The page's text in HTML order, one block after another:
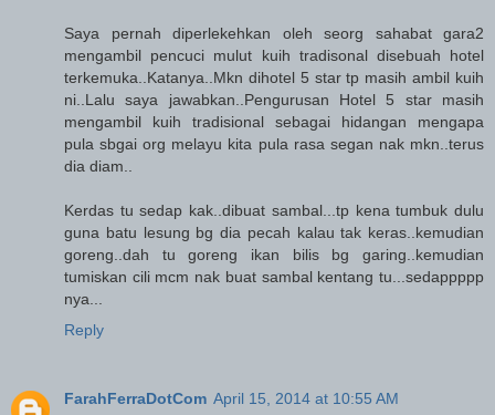
Saya pernah diperlekehkan oleh seorg sahabat gara2
mengambil pencuci mulut kuih tradisonal disebuah hotel
terkemuka..Katanya..Mkn dihotel 5 star tp masih ambil kuih
ni..Lalu saya jawabkan..Pengurusan Hotel 5 star masih
mengambil kuih tradisional sebagai hidangan mengapa
pula sbgai org melayu kita pula rasa segan nak mkn..terus
dia diam..
Kerdas tu sedap kak..dibuat sambal...tp kena tumbuk dulu
guna batu lesung bg dia pecah kalau tak keras..kemudian
goreng..dah tu goreng ikan bilis bg garing..kemudian
tumiskan cili mcm nak buat sambal kentang tu...sedappppp
nya...
Reply
FarahFerraDotCom April 15, 2014 at 10:55 AM